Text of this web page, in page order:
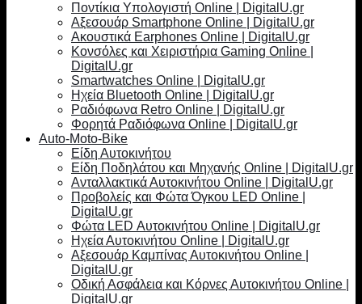
Ποντίκια Υπολογιστή Online | DigitalU.gr
Αξεσουάρ Smartphone Online | DigitalU.gr
Ακουστικά Earphones Online | DigitalU.gr
Κονσόλες και Χειριστήρια Gaming Online |
DigitalU.gr
Smartwatches Online | DigitalU.gr
Ηχεία Bluetooth Online | DigitalU.gr
Ραδιόφωνα Retro Online | DigitalU.gr
Φορητά Ραδιόφωνα Online | DigitalU.gr
Auto-Moto-Bike
Είδη Αυτοκινήτου
Είδη Ποδηλάτου και Μηχανής Online | DigitalU.gr
Ανταλλακτικά Αυτοκινήτου Online | DigitalU.gr
Προβολείς και Φώτα Όγκου LED Online |
DigitalU.gr
Φώτα LED Αυτοκινήτου Online | DigitalU.gr
Ηχεία Αυτοκινήτου Online | DigitalU.gr
Αξεσουάρ Καμπίνας Αυτοκινήτου Online |
DigitalU.gr
Οδική Ασφάλεια και Κόρνες Αυτοκινήτου Online |
DigitalU.gr